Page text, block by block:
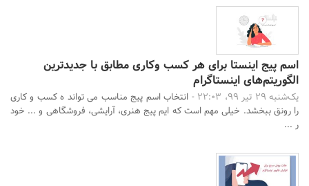
اسم پیج اینستا برای هر کسب وکاری مطابق با جدیدترین
الگوریتم‌های اینستاگرام
یک‌شنبه 29 تیر 99، 22:03 -
انتخاب اسم پیج مناسب می تواند ه کسب و کاری
را رونق ببخشد. خیلی مهم است که ایم پیج هنری، آرایشی، فروشگاهی و ... خود
ر ...